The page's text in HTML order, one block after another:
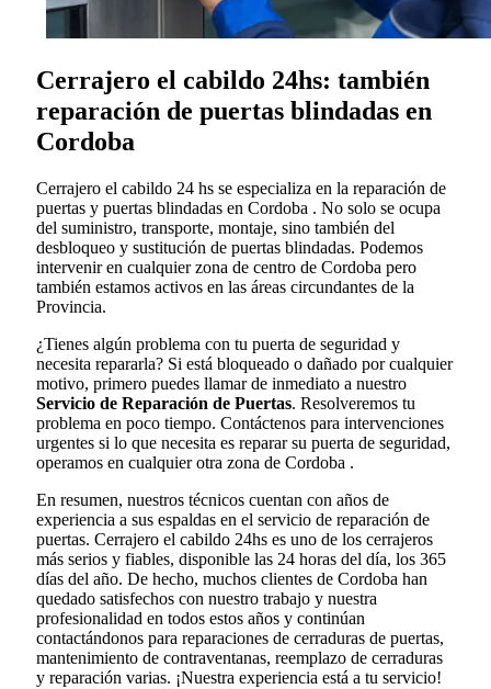
Cerrajero el cabildo 24hs: también
reparación de puertas blindadas en
Cordoba
Cerrajero el cabildo 24 hs se especializa en la reparación de
puertas y puertas blindadas en Cordoba . No solo se ocupa
del suministro, transporte, montaje, sino también del
desbloqueo y sustitución de puertas blindadas. Podemos
intervenir en cualquier zona de centro de Cordoba pero
también estamos activos en las áreas circundantes de la
Provincia.
¿Tienes algún problema con tu puerta de seguridad y
necesita repararla? Si está bloqueado o dañado por cualquier
motivo, primero puedes llamar de inmediato a nuestro
Servicio de Reparación de Puertas. Resolveremos tu
problema en poco tiempo. Contáctenos para intervenciones
urgentes si lo que necesita es reparar su puerta de seguridad,
operamos en cualquier otra zona de Cordoba .
En resumen, nuestros técnicos cuentan con años de
experiencia a sus espaldas en el servicio de reparación de
puertas. Cerrajero el cabildo 24hs es uno de los cerrajeros
más serios y fiables, disponible las 24 horas del día, los 365
días del año. De hecho, muchos clientes de Cordoba han
quedado satisfechos con nuestro trabajo y nuestra
profesionalidad en todos estos años y continúan
contactándonos para reparaciones de cerraduras de puertas,
mantenimiento de contraventanas, reemplazo de cerraduras
y reparación varias. ¡Nuestra experiencia está a tu servicio!